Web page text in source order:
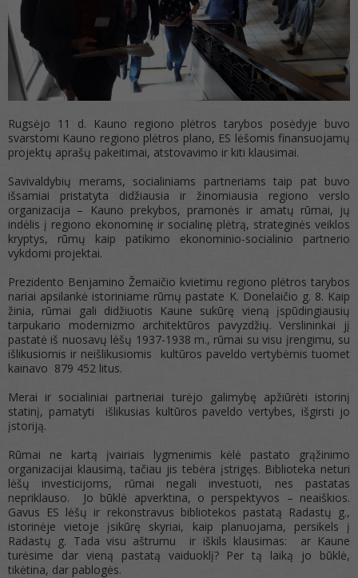
Rugsėjo 11 d. Kauno regiono plėtros tarybos posėdyje buvo
svarstomi Kauno regiono plėtros plano, ES lėšomis finansuojamų
projektų aprašų pakeitimai, atstovavimo ir kiti klausimai.
Savivaldybių merams, socialiniams partneriams taip pat buvo
išsamiai pristatyta didžiausia ir žinomiausia regiono verslo
organizacija – Kauno prekybos, pramonės ir amatų rūmai, jų
indėlis į regiono ekonominę ir socialinę plėtrą, strateginės veiklos
kryptys, rūmų kaip patikimo ekonominio-socialinio partnerio
vykdomi projektai.
Prezidento Benjamino Žemaičio kvietimu regiono plėtros tarybos
nariai apsilankė istoriniame rūmų pastate K. Donelaičio g. 8. Kaip
žinia, rūmai gali didžiuotis Kaune sukūrę vieną įspūdingiausių
tarpukario modernizmo architektūros pavyzdžių. Verslininkai jį
pastatė iš nuosavų lėšų 1937-1938 m., rūmai su visu įrengimu, su
išlikusiomis ir neišlikusiomis kultūros paveldo vertybėmis tuomet
kainavo 879 452 litus.
Merai ir socialiniai partneriai turėjo galimybę apžiūrėti istorinį
statinį, pamatyti išlikusias kultūros paveldo vertybes, išgirsti jo
įstoriją.
Rūmai ne kartą įvairiais lygmenimis kėlė pastato grąžinimo
organizacijai klausimą, tačiau jis tebėra įstrigęs. Biblioteka neturi
lėšų investicijoms, rūmai negali investuoti, nes pastatas
nepriklauso. Jo būklė apverktina, o perspektyvos – neaiškios.
Gavus ES lėšų ir rekonstravus bibliotekos pastatą Radastų g.,
istorinėje vietoje įsikūrę skyriai, kaip planuojama, persikels į
Radastų g. Tada visu aštrumu ir iškils klausimas: ar Kaune
turėsime dar vieną pastatą vaiduoklį? Per tą laiką jo būklė,
tikėtina, dar pablogės.